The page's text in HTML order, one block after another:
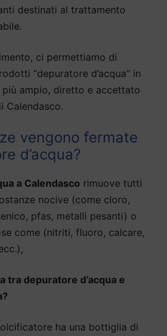
destinati al trattamento
ci permettiamo di
“depuratore d’acqua” in
ampio, diretto e accettato
Calendasco.
vengono fermate
d’acqua?
a Calendasco rimuove tutti
nocive (come cloro,
pfas, metalli pesanti) o
come (nitriti, fluoro, calcare,
tra depuratore d’acqua e
ha una bottiglia di